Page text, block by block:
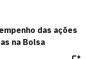
das ações
na Bolsa